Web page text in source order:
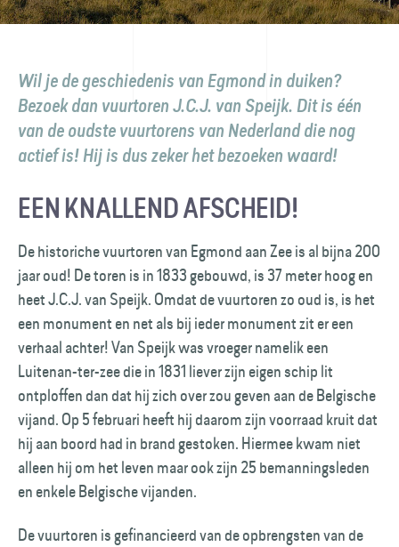
Wil je de geschiedenis van Egmond in duiken?
Bezoek dan vuur­toren J.C.J. van Speijk. Dit is één
van de oudste vuurtorens van Nederland die nog
actief is! Hij is dus zeker het bezoeken waard!
EEN KNALLEND AFSCHEID!
De historiche vuurtoren van Egmond aan Zee is al bijna 200
jaar oud! De toren is in 1833 gebouwd, is 37 meter hoog en
heet J.C.J. van Speijk. Omdat de vuurtoren zo oud is, is het
een monument en net als bij ieder monument zit er een
verhaal achter! Van Speijk was vroeger namelik een
Luitenan-ter-zee die in 1831 liever zijn eigen schip lit
ontploffen dan dat hij zich over zou geven aan de Belgische
vijand. Op 5 februari heeft hij daarom zijn voorraad kruit dat
hij aan boord had in brand gestoken. Hiermee kwam niet
alleen hij om het leven maar ook zijn 25 bemanningsleden
en enkele Belgische vijanden.
De vuurtoren is gefinancieerd van de opbrengsten van de